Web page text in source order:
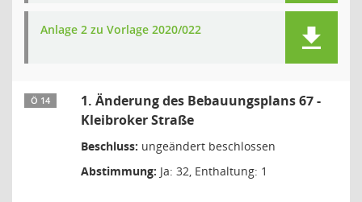
Anlage 2 zu Vorlage 2020/022
Ö 14
1. Änderung des Bebauungsplans 67 -
Kleibroker Straße
Beschluss: ungeändert beschlossen
Abstimmung: Ja: 32, Enthaltung: 1